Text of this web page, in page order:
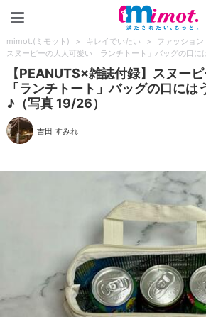
mimot.(ミモット) > キレイでいたい > ファッション
スヌーピーの大人可愛い「ランチトート」バッグの口に
【PEANUTS×雑誌付録】スヌー
「ランチトート」バッグの口には
♪（写真 19/26）
吉田 すみれ